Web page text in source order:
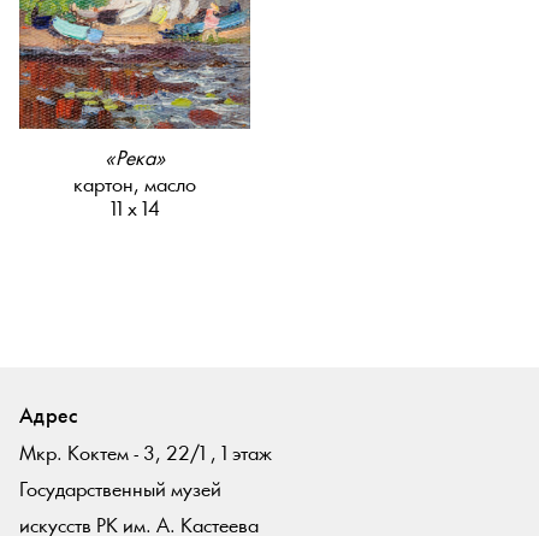
«Река»
картон, масло
11 х 14
Адрес
Мкр. Коктем - 3, 22/1 , 1 этаж
Государственный музей
искусств РК им. А. Кастеева